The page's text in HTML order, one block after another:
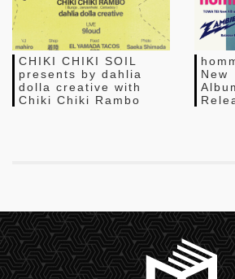
CHIKI CHIKI SOIL
presents by dahlia
dolla creative with
Chiki Chiki Rambo
New